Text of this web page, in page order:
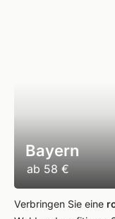
Bayern
ab 58 €
Verbringen Sie eine